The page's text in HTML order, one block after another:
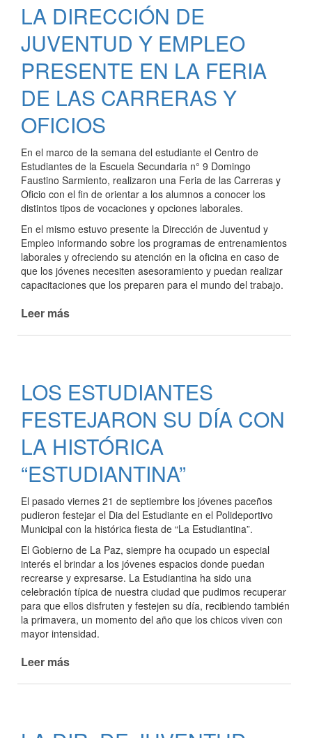
LA DIRECCIÓN DE
JUVENTUD Y EMPLEO
PRESENTE EN LA FERIA
DE LAS CARRERAS Y
OFICIOS
En el marco de la semana del estudiante el Centro de
Estudiantes de la Escuela Secundaria n° 9 Domingo
Faustino Sarmiento, realizaron una Feria de las Carreras y
Oficio con el fin de orientar a los alumnos a conocer los
distintos tipos de vocaciones y opciones laborales.
En el mismo estuvo presente la Dirección de Juventud y
Empleo informando sobre los programas de entrenamientos
laborales y ofreciendo su atención en la oficina en caso de
que los jóvenes necesiten asesoramiento y puedan realizar
capacitaciones que los preparen para el mundo del trabajo.
Leer más
Y
EMPLEO
PRESENTE
EN
LA
FERIA
DE
LAS
CARRERAS
Y
OFICIOS
LOS ESTUDIANTES
FESTEJARON SU DÍA CON
LA HISTÓRICA
“ESTUDIANTINA”
El pasado viernes 21 de septiembre los jóvenes paceños
pudieron festejar el Dia del Estudiante en el Polideportivo
Municipal con la histórica fiesta de “La Estudiantina”.
El Gobierno de La Paz, siempre ha ocupado un especial
interés el brindar a los jóvenes espacios donde puedan
recrearse y expresarse. La Estudiantina ha sido una
celebración típica de nuestra ciudad que pudimos recuperar
para que ellos disfruten y festejen su día, recibiendo también
la primavera, un momento del año que los chicos viven con
mayor intensidad.
Leer más